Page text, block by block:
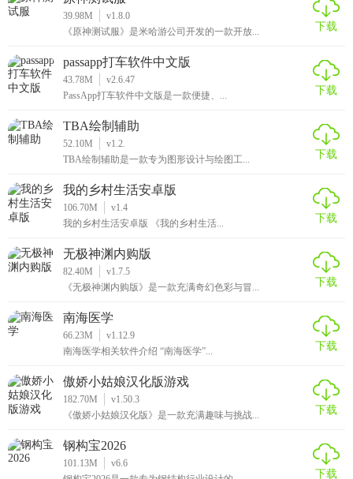
39.98M
v1.8.0
《原神测试服》是米哈游公司开发的一款开放...
下载
passapp打车软件中文版
43.78M
v2.6.47
PassApp打车软件中文版是一款便捷、...
下载
TBA绘制辅助
52.10M
v1.2.
TBA绘制辅助是一款专为图形设计与绘图工...
下载
我的乡村生活安卓版
106.70M
v1.4
我的乡村生活安卓版 《我的乡村生活...
下载
无极神渊内购版
82.40M
v1.7.5
《无极神渊内购版》是一款充满奇幻色彩与冒...
下载
南海医学
66.23M
v1.12.9
南海医学相关软件介绍 “南海医学”...
下载
傲娇小姑娘汉化版游戏
182.70M
v1.50.3
《傲娇小姑娘汉化版》是一款充满趣味与挑战...
下载
钢构宝2026
101.13M
v6.6
下载